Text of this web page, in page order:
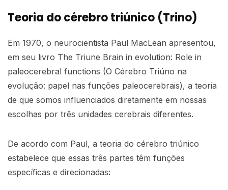
Teoria do cérebro triúnico (Trino)
Em 1970, o neurocientista Paul MacLean apresentou,
em seu livro The Triune Brain in evolution: Role in
paleocerebral functions (O Cérebro Triúno na
evolução: papel nas funções paleocerebrais), a teoria
de que somos influenciados diretamente em nossas
escolhas por três unidades cerebrais diferentes.
De acordo com Paul, a teoria do cérebro triúnico
estabelece que essas três partes têm funções
específicas e direcionadas: